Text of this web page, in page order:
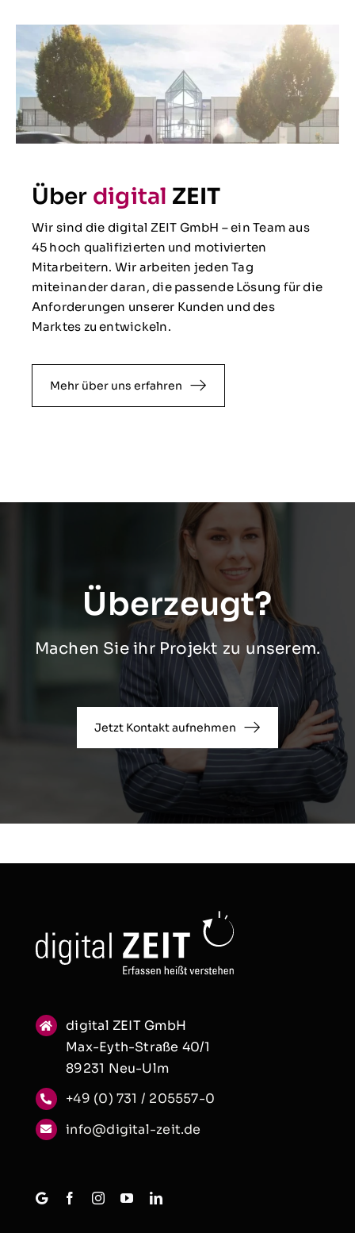
Über digital ZEIT
Wir sind die digital ZEIT GmbH – ein Team aus
45 hoch qualifizierten und motivierten
Mitarbeitern. Wir arbeiten jeden Tag
miteinander daran, die passende Lösung für die
Anforderungen unserer Kunden und des
Marktes zu entwickeln.
Mehr über uns erfahren
Überzeugt?
Machen Sie ihr Projekt zu unserem.
Jetzt Kontakt aufnehmen
digital ZEIT GmbH
Max-Eyth-Straße 40/1
89231 Neu-Ulm
+49 (0) 731 / 205557-0
info@digital-zeit.de